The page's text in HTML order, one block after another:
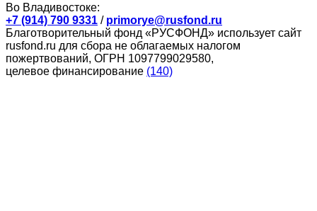
Во Владивостоке:
+7 (914) 790 9331 / primorye@rusfond.ru
Благотворительный фонд «РУСФОНД» использует сайт
rusfond.ru для сбора не облагаемых налогом
пожертвований, ОГРН 1097799029580,
целевое финансирование (140)